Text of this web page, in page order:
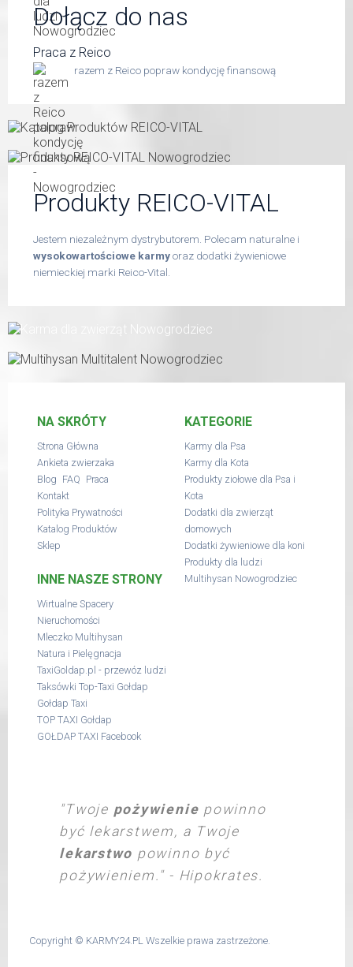
Dołącz do nas
Praca z Reico
razem z Reico popraw kondycję finansową
Produkty REICO-VITAL
Jestem niezależnym dystrybutorem. Polecam naturalne i
wysokowartościowe karmyoraz dodatki żywieniowe
niemieckiej marki Reico-Vital.
NA SKRÓTY
Strona Główna
Ankieta zwierzaka
Blog FAQ Praca
Kontakt
Polityka Prywatności
Katalog Produktów
Sklep
INNE NASZE STRONY
Wirtualne Spacery
Nieruchomości
Mleczko Multihysan
Natura i Pielęgnacja
TaxiGoldap.pl - przewóz ludzi
Taksówki Top-Taxi Gołdap
Gołdap Taxi
TOP TAXI Gołdap
GOŁDAP TAXI Facebook
KATEGORIE
Karmy dla Psa
Karmy dla Kota
Produkty ziołowe dla Psa i
Kota
Dodatki dla zwierząt
domowych
Dodatki żywieniowe dla koni
Produkty dla ludzi
Multihysan Nowogrodziec
"Twoje pożywienie powinno
być lekarstwem, a Twoje
lekarstwo powinno być
pożywieniem." - Hipokrates.
Copyright © KARMY24.PL Wszelkie prawa zastrzeżone.